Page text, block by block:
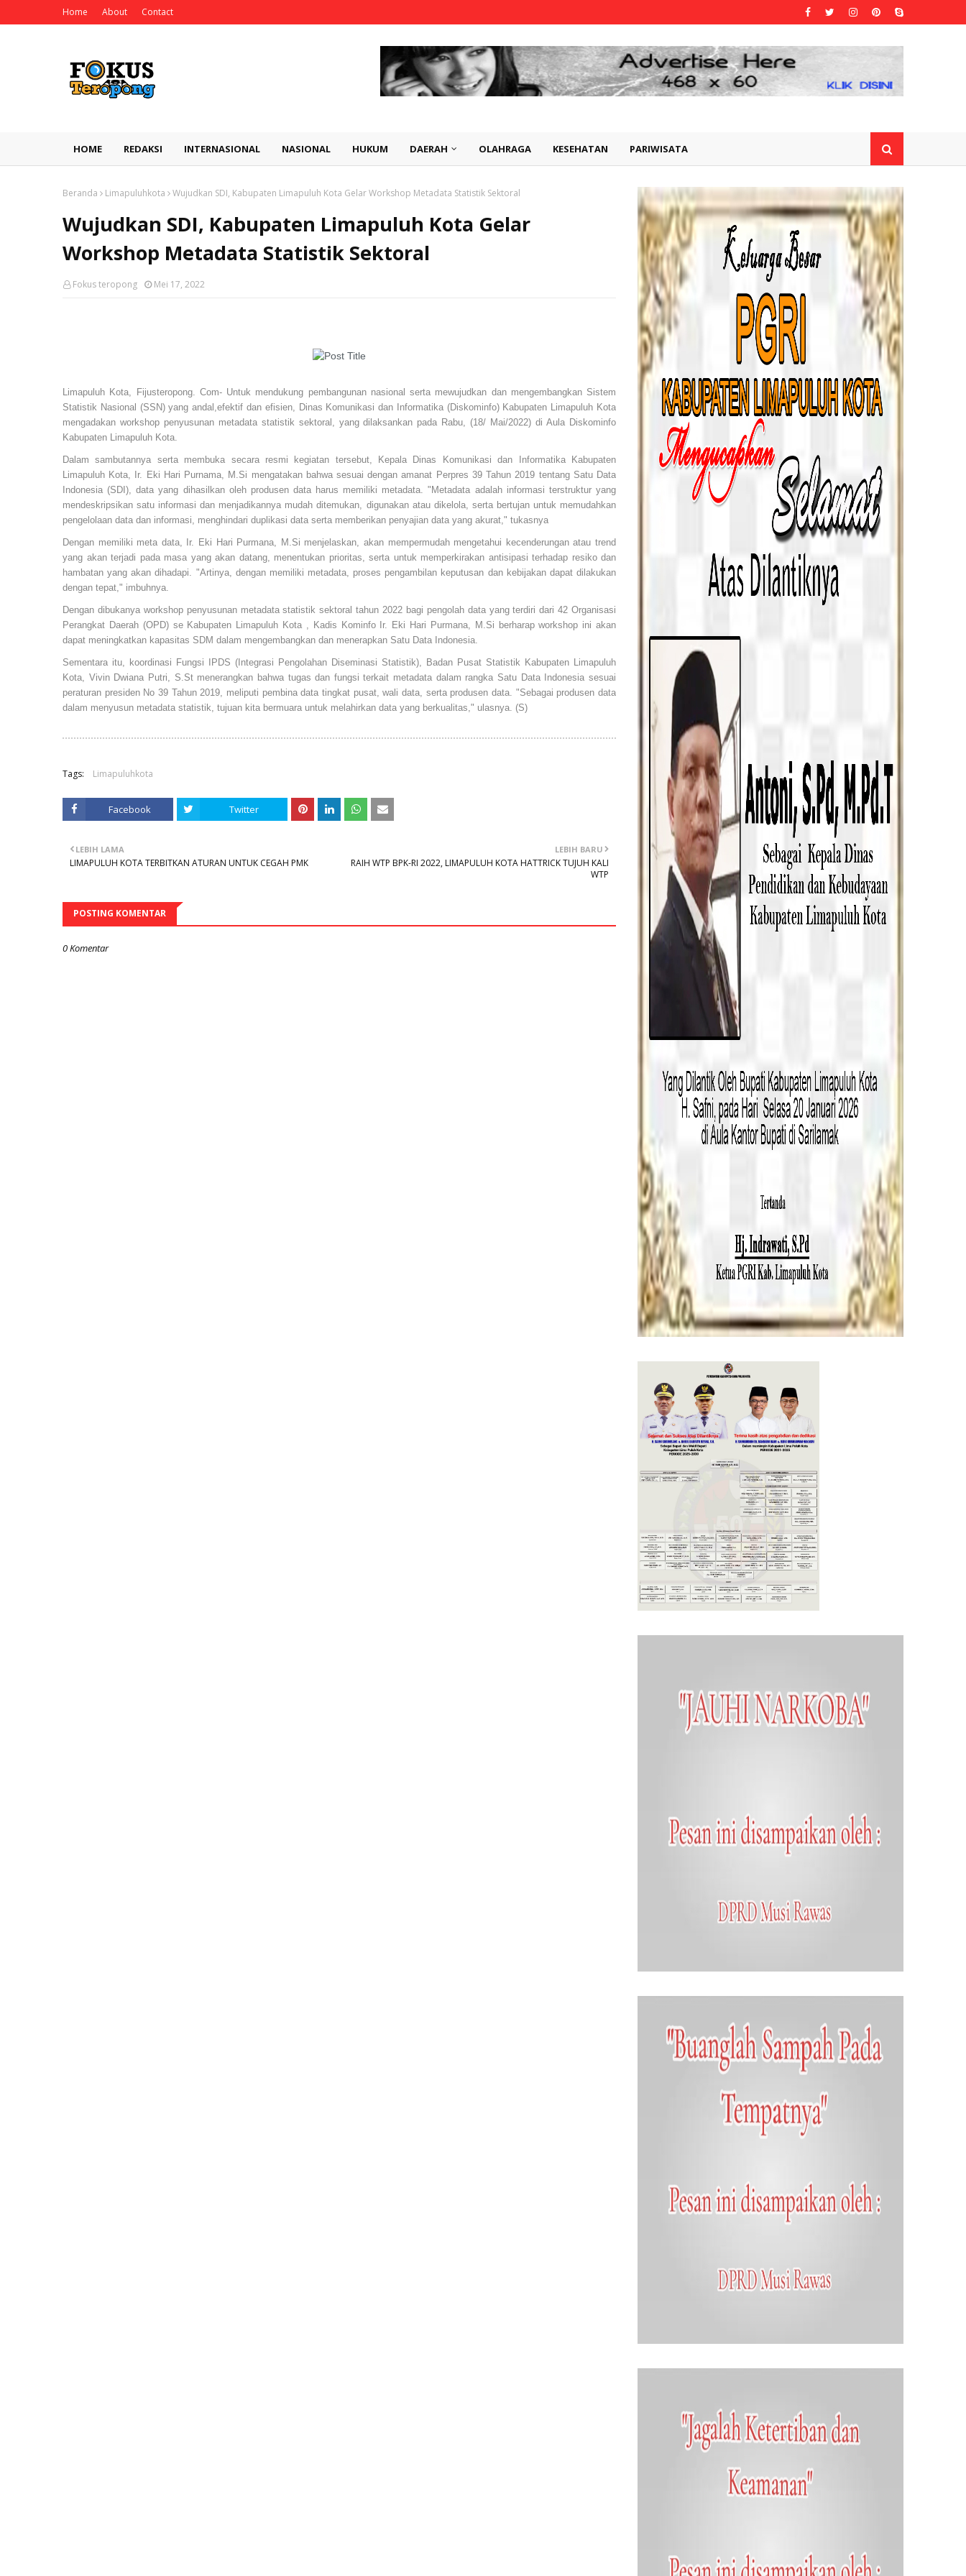
Home About Contact
HOME REDAKSI INTERNASIONAL NASIONAL HUKUM DAERAH OLAHRAGA KESEHATAN PARIWISATA
Beranda Limapuluhkota Wujudkan SDI, Kabupaten Limapuluh Kota Gelar Workshop Metadata Statistik Sektoral
Wujudkan SDI, Kabupaten Limapuluh Kota Gelar
Workshop Metadata Statistik Sektoral
Fokus teropong Mei 17, 2022
Limapuluh Kota, Fijusteropong. Com- Untuk mendukung pembangunan nasional serta mewujudkan dan mengembangkan Sistem
Statistik Nasional (SSN) yang andal,efektif dan efisien, Dinas Komunikasi dan Informatika (Diskominfo) Kabupaten Limapuluh Kota
mengadakan workshop penyusunan metadata statistik sektoral, yang dilaksankan pada Rabu, (18/ Mai/2022) di Aula Diskominfo
Kabupaten Limapuluh Kota.
Dalam sambutannya serta membuka secara resmi kegiatan tersebut, Kepala Dinas Komunikasi dan Informatika Kabupaten
Limapuluh Kota, Ir. Eki Hari Purnama, M.Si mengatakan bahwa sesuai dengan amanat Perpres 39 Tahun 2019 tentang Satu Data
Indonesia (SDI), data yang dihasilkan oleh produsen data harus memiliki metadata. "Metadata adalah informasi terstruktur yang
mendeskripsikan satu informasi dan menjadikannya mudah ditemukan, digunakan atau dikelola, serta bertujan untuk memudahkan
pengelolaan data dan informasi, menghindari duplikasi data serta memberikan penyajian data yang akurat," tukasnya
Dengan memiliki meta data, Ir. Eki Hari Purmana, M.Si menjelaskan, akan mempermudah mengetahui kecenderungan atau trend
yang akan terjadi pada masa yang akan datang, menentukan prioritas, serta untuk memperkirakan antisipasi terhadap resiko dan
hambatan yang akan dihadapi. "Artinya, dengan memiliki metadata, proses pengambilan keputusan dan kebijakan dapat dilakukan
dengan tepat," imbuhnya.
Dengan dibukanya workshop penyusunan metadata statistik sektoral tahun 2022 bagi pengolah data yang terdiri dari 42 Organisasi
Perangkat Daerah (OPD) se Kabupaten Limapuluh Kota , Kadis Kominfo Ir. Eki Hari Purmana, M.Si berharap workshop ini akan
dapat meningkatkan kapasitas SDM dalam mengembangkan dan menerapkan Satu Data Indonesia.
Sementara itu, koordinasi Fungsi IPDS (Integrasi Pengolahan Diseminasi Statistik), Badan Pusat Statistik Kabupaten Limapuluh
Kota, Vivin Dwiana Putri, S.St menerangkan bahwa tugas dan fungsi terkait metadata dalam rangka Satu Data Indonesia sesuai
peraturan presiden No 39 Tahun 2019, meliputi pembina data tingkat pusat, wali data, serta produsen data. "Sebagai produsen data
dalam menyusun metadata statistik, tujuan kita bermuara untuk melahirkan data yang berkualitas," ulasnya. (S)
Tags: Limapuluhkota
Facebook Twitter
LEBIH BARU
RAIH WTP BPK-RI 2022, LIMAPULUH KOTA HATTRICK TUJUH KALI
WTP
LEBIH LAMA
LIMAPULUH KOTA TERBITKAN ATURAN UNTUK CEGAH PMK
POSTING KOMENTAR
0 Komentar